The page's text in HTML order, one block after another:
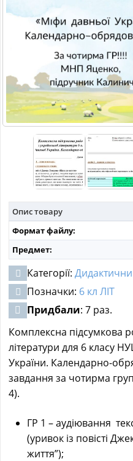
РІЗНІ МАТЕРІАЛИ
НОВИНИ
Опис товару
Формат файлу:
Предмет:
Категорії:
Позначки: 6 кл ЛІТ
Придбали: 7 раз.
Комплексна підсумкова
літератури для 6 класу
України. Календарно-
завдання за чотирма
4).
ГР 1 – аудіювання
(уривок із повісті
життя”);